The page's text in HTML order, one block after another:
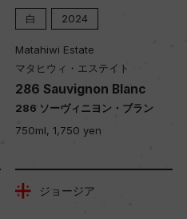
白 2024
Matahiwi Estate
マタヒウィ・エステイト
286 Sauvignon Blanc
286 ソーヴィニヨン・ブラン
750ml, 1,750 yen
ジョージア